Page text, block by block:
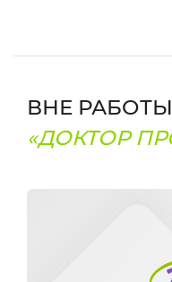
ВНЕ
«ДОКТОР